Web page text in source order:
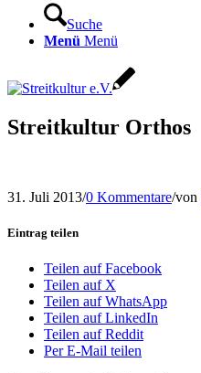
Suche
Menü Menü
Streitkultur Orthos
31. Juli 2013/0 Kommentare/von
Eintrag teilen
Teilen auf Facebook
Teilen auf X
Teilen auf WhatsApp
Teilen auf LinkedIn
Teilen auf Reddit
Per E-Mail teilen